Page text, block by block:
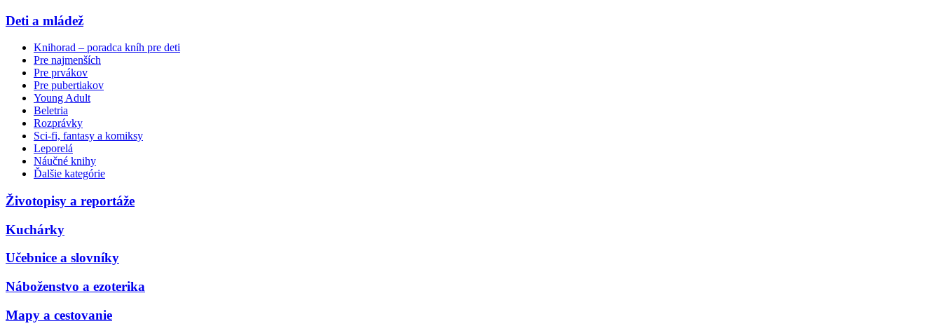
Deti a mládež
Knihorad – poradca kníh pre deti
Pre najmenších
Pre prvákov
Pre pubertiakov
Young Adult
Beletria
Rozprávky
Sci-fi, fantasy a komiksy
Leporelá
Náučné knihy
Ďalšie kategórie
Životopisy a reportáže
Kuchárky
Učebnice a slovníky
Náboženstvo a ezoterika
Mapy a cestovanie